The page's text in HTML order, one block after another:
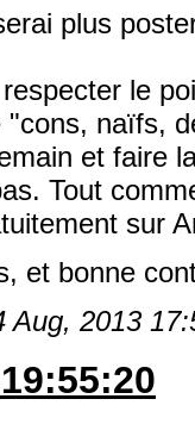
plus
le
naïfs,
et faire
Tout
sur
et bonne
Aug, 2013